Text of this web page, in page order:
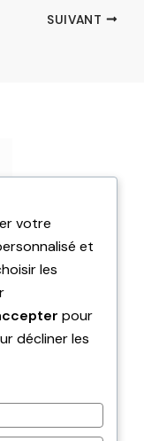
SUIVANT
votre
et
les
pour
décliner les